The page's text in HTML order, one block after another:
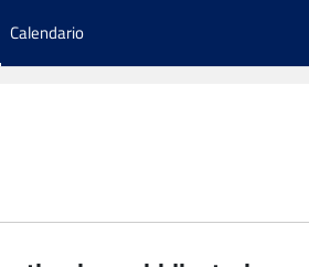
Calendario